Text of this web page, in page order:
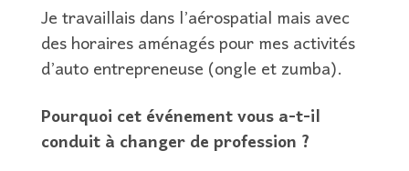
Je travaillais dans l’aérospatial mais avec
des horaires aménagés pour mes activités
d’auto entrepreneuse (ongle et zumba).
Pourquoi cet événement vous a-t-il
conduit à changer de profession ?